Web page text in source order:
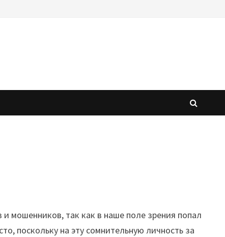
мошенников, так как в наше поле зрения попал
поскольку на эту сомнительную личность за